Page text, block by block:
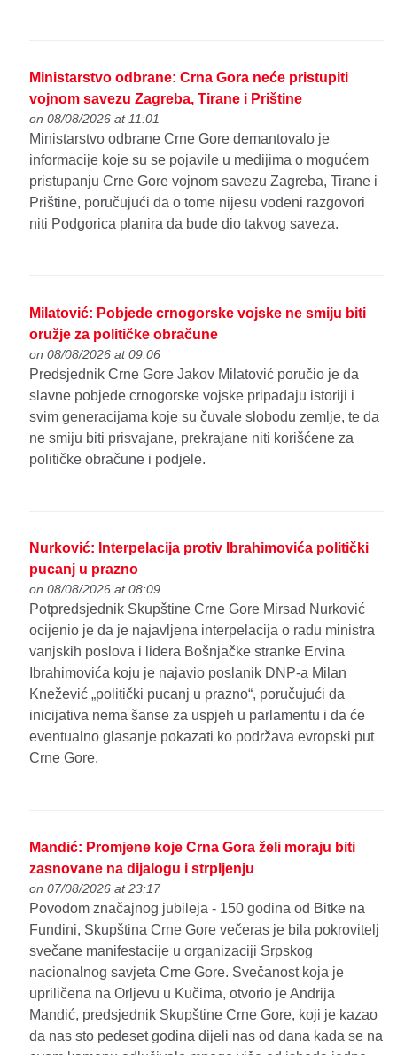
Ministarstvo odbrane: Crna Gora neće pristupiti
vojnom savezu Zagreba, Tirane i Prištine
on 08/08/2026 at 11:01
Ministarstvo odbrane Crne Gore demantovalo je
informacije koje su se pojavile u medijima o mogućem
pristupanju Crne Gore vojnom savezu Zagreba, Tirane i
Prištine, poručujući da o tome nijesu vođeni razgovori
niti Podgorica planira da bude dio takvog saveza.
Milatović: Pobjede crnogorske vojske ne smiju biti
oružje za političke obračune
on 08/08/2026 at 09:06
Predsjednik Crne Gore Jakov Milatović poručio je da
slavne pobjede crnogorske vojske pripadaju istoriji i
svim generacijama koje su čuvale slobodu zemlje, te da
ne smiju biti prisvajane, prekrajane niti korišćene za
političke obračune i podjele.
Nurković: Interpelacija protiv Ibrahimovića politički
pucanj u prazno
on 08/08/2026 at 08:09
Potpredsjednik Skupštine Crne Gore Mirsad Nurković
ocijenio je da je najavljena interpelacija o radu ministra
vanjskih poslova i lidera Bošnjačke stranke Ervina
Ibrahimovića koju je najavio poslanik DNP-a Milan
Knežević „politički pucanj u prazno“, poručujući da
inicijativa nema šanse za uspjeh u parlamentu i da će
eventualno glasanje pokazati ko podržava evropski put
Crne Gore.
Mandić: Promjene koje Crna Gora želi moraju biti
zasnovane na dijalogu i strpljenju
on 07/08/2026 at 23:17
Povodom značajnog jubileja - 150 godina od Bitke na
Fundini, Skupština Crne Gore večeras je bila pokrovitelj
svečane manifestacije u organizaciji Srpskog
nacionalnog savjeta Crne Gore. Svečanost koja je
upriličena na Orljevu u Kučima, otvorio je Andrija
Mandić, predsjednik Skupštine Crne Gore, koji je kazao
da nas sto pedeset godina dijeli nas od dana kada se na